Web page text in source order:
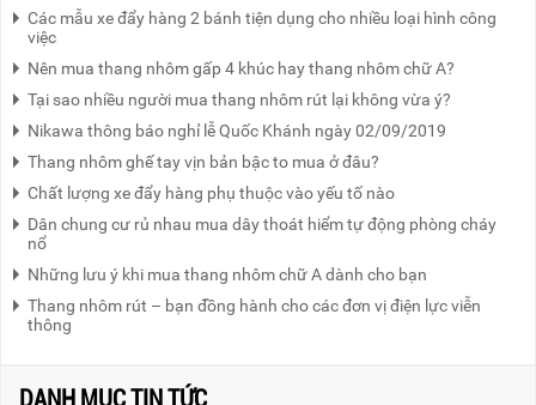
Các mẫu xe đẩy hàng 2 bánh tiện dụng cho nhiều loại hình công
việc
Nên mua thang nhôm gấp 4 khúc hay thang nhôm chữ A?
Tại sao nhiều người mua thang nhôm rút lại không vừa ý?
Nikawa thông báo nghỉ lễ Quốc Khánh ngày 02/09/2019
Thang nhôm ghế tay vịn bản bậc to mua ở đâu?
Chất lượng xe đẩy hàng phụ thuộc vào yếu tố nào
Dân chung cư rủ nhau mua dây thoát hiểm tự động phòng cháy
nổ
Những lưu ý khi mua thang nhôm chữ A dành cho bạn
Thang nhôm rút – bạn đồng hành cho các đơn vị điện lực viễn
thông
DANH MỤC TIN TỨC